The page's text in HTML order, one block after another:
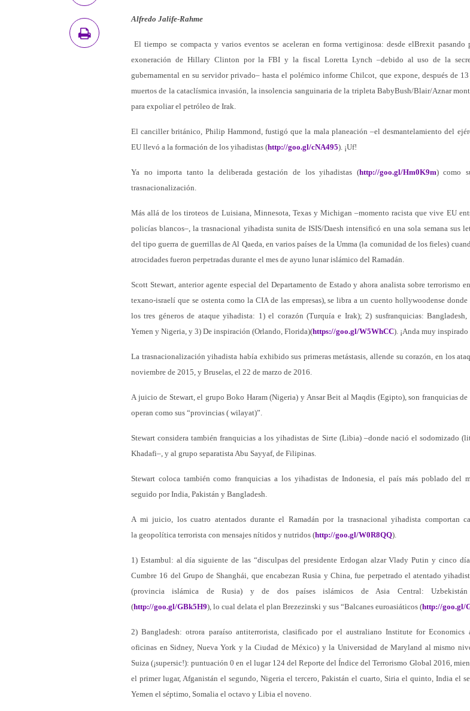
Alfredo Jalife-Rahme
El tiempo se compacta y varios eventos se aceleran en forma vertiginosa: desde elBrexit pasando
exoneración de Hillary Clinton por la FBI y la fiscal Loretta Lynch –debido al uso de la
gubernamental en su servidor privado– hasta el polémico informe Chilcot, que expone, después de
muertos de la cataclísmica invasión, la insolencia sanguinaria de la tripleta BabyBush/Blair/Aznar
para expoliar el petróleo de Irak.
El canciller británico, Philip Hammond, fustigó que la mala planeación –el desmantelamiento del
EU llevó a la formación de los yihadistas (http://goo.gl/cNA495). ¡Uf!
Ya no importa tanto la deliberada gestación de los yihadistas (http://goo.gl/Hm0K9m) como
trasnacionalización.
Más allá de los tiroteos de Luisiana, Minnesota, Texas y Michigan –momento racista que vive EU
policías blancos–, la trasnacional yihadista sunita de ISIS/Daesh intensificó en una sola semana sus
del tipo guerra de guerrillas de Al Qaeda, en varios países de la Umma (la comunidad de los fieles)
atrocidades fueron perpetradas durante el mes de ayuno lunar islámico del Ramadán.
Scott Stewart, anterior agente especial del Departamento de Estado y ahora analista sobre terrorismo
texano-israelí que se ostenta como la CIA de las empresas), se libra a un cuento hollywoodense
los tres géneros de ataque yihadista: 1) el corazón (Turquía e Irak); 2) susfranquicias: Bangladesh,
Yemen y Nigeria, y 3) De inspiración (Orlando, Florida)(https://goo.gl/W5WhCC). ¡Anda muy
La trasnacionalización yihadista había exhibido sus primeras metástasis, allende su corazón, en los
noviembre de 2015, y Bruselas, el 22 de marzo de 2016.
A juicio de Stewart, el grupo Boko Haram (Nigeria) y Ansar Beit al Maqdis (Egipto), son franquicias
operan como sus “provincias ( wilayat)”.
Stewart considera también franquicias a los yihadistas de Sirte (Libia) –donde nació el sodomizado
Khadafi–, y al grupo separatista Abu Sayyaf, de Filipinas.
Stewart coloca también como franquicias a los yihadistas de Indonesia, el país más poblado del
seguido por India, Pakistán y Bangladesh.
A mi juicio, los cuatro atentados durante el Ramadán por la trasnacional yihadista comportan
la geopolítica terrorista con mensajes nítidos y nutridos (http://goo.gl/W0R8QQ).
1) Estambul: al día siguiente de las “disculpas del presidente Erdogan alzar Vlady Putin y cinco
Cumbre 16 del Grupo de Shanghái, que encabezan Rusia y China, fue perpetrado el atentado
(provincia islámica de Rusia) y de dos países islámicos de Asia Central:
(http://goo.gl/GBk5H9), lo cual delata el plan Brezezinski y sus “Balcanes euroasiáticos (http://goo.gl/
2) Bangladesh: otrora paraíso antiterrorista, clasificado por el australiano Institute for Economics
oficinas en Sidney, Nueva York y la Ciudad de México) y la Universidad de Maryland al mismo
Suiza (¡supersic!): puntuación 0 en el lugar 124 del Reporte del Índice del Terrorismo Global 2016,
el primer lugar, Afganistán el segundo, Nigeria el tercero, Pakistán el cuarto, Siria el quinto, India el
Yemen el séptimo, Somalia el octavo y Libia el noveno.